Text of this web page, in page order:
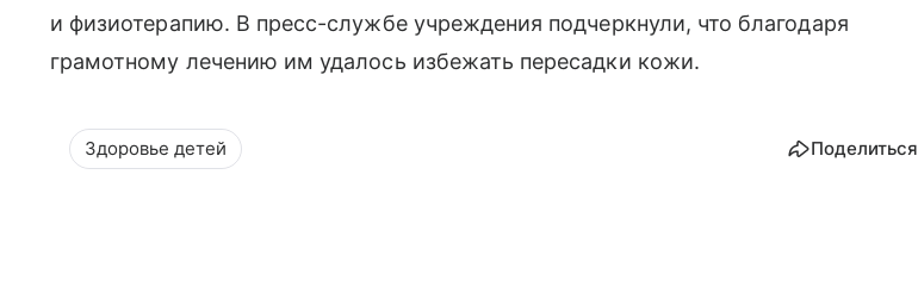
и физиотерапию. В пресс-службе учреждения подчеркнули, что благодаря
грамотному лечению им удалось избежать пересадки кожи.
Здоровье детей Поделиться